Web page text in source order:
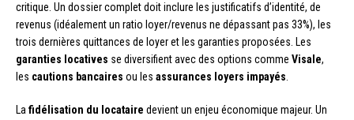
critique. Un dossier complet doit inclure les justificatifs d’identité, de
revenus (idéalement un ratio loyer/revenus ne dépassant pas 33%), les
trois dernières quittances de loyer et les garanties proposées. Les
garanties locatives se diversifient avec des options comme Visale,
les cautions bancaires ou les assurances loyers impayés
La fidélisation du locataire devient un enjeu économique majeur. Un